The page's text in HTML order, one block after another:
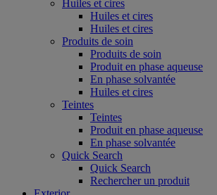
Huiles et cires
Huiles et cires
Huiles et cires
Produits de soin
Produits de soin
Produit en phase aqueuse
En phase solvantée
Huiles et cires
Teintes
Teintes
Produit en phase aqueuse
En phase solvantée
Quick Search
Quick Search
Rechercher un produit